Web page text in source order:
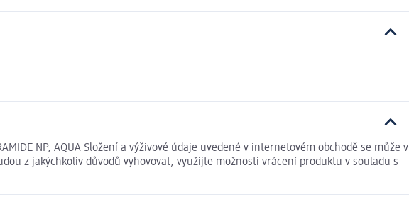
NP, AQUA Složení a výživové údaje uvedené v internetovém obchodě se může v
z jakýchkoliv důvodů vyhovovat, využijte možnosti vrácení produktu v souladu s